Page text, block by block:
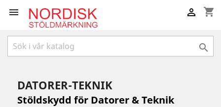
 shopping_cart


DATORER-TEKNIK
Stöldskydd för Datorer & Teknik